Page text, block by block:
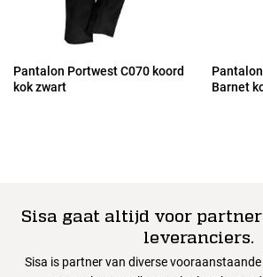
Pantalon Portwest C070 koord
kok zwart
Barnet
Sisa gaat altijd voor
leveranciers.
Sisa is partner van diverse